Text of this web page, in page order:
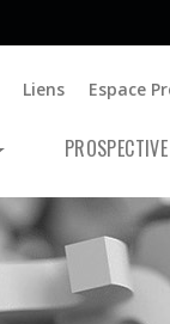
Liens Espace
PROSPECTIVE